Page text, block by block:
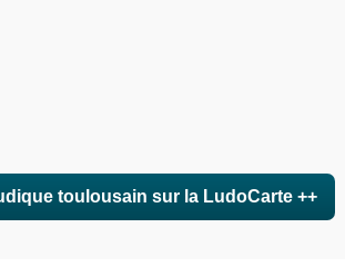
toulousain sur la LudoCarte ++